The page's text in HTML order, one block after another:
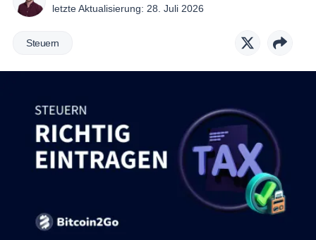
letzte Aktualisierung: 28. Juli 2026
Steuern